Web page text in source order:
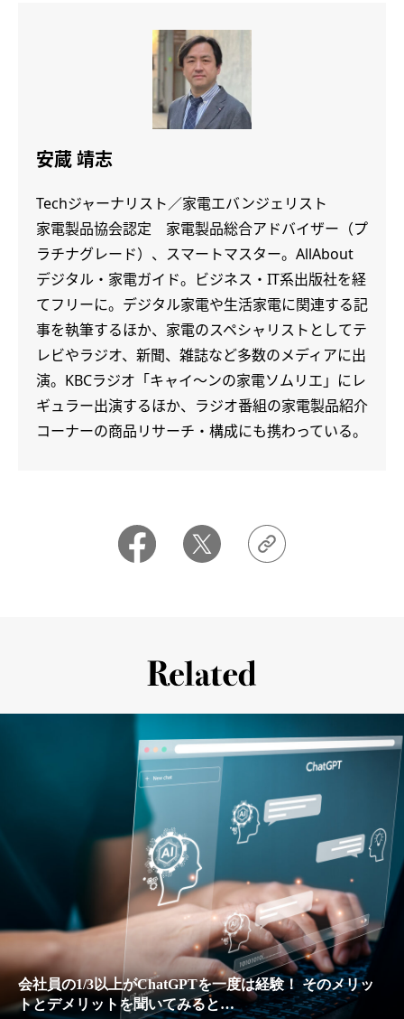
安蔵 靖志
Techジャーナリスト／家電エバンジェリスト
家電製品協会認定 家電製品総合アドバイザー（プ
ラチナグレード）、スマートマスター。AllAbout
デジタル・家電ガイド。ビジネス・IT系出版社を経
てフリーに。デジタル家電や生活家電に関連する記
事を執筆するほか、家電のスペシャリストとしてテ
レビやラジオ、新聞、雑誌など多数のメディアに出
演。KBCラジオ「キャイ～ンの家電ソムリエ」にレ
ギュラー出演するほか、ラジオ番組の家電製品紹介
コーナーの商品リサーチ・構成にも携わっている。
会社員の1/3以上がChatGPTを一度は経験！ そのメリッ
トとデメリットを聞いてみると…